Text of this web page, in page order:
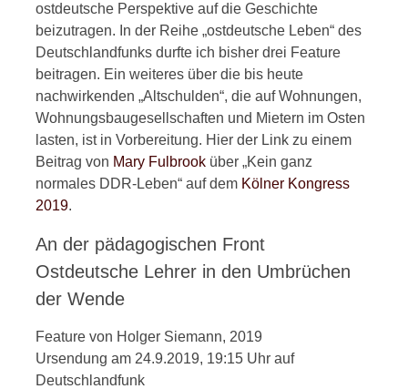
ostdeutsche Perspektive auf die Geschichte
beizutragen. In der Reihe „ostdeutsche Leben“ des
Deutschlandfunks durfte ich bisher drei Feature
beitragen. Ein weiteres über die bis heute
nachwirkenden „Altschulden“, die auf Wohnungen,
Wohnungsbaugesellschaften und Mietern im Osten
lasten, ist in Vorbereitung. Hier der Link zu einem
Beitrag von Mary Fulbrooküber „Kein ganz
normales DDR-Leben“ auf dem Kölner Kongress
2019.
An der pädagogischen Front
Ostdeutsche Lehrer in den Umbrüchen
der Wende
Feature von Holger Siemann, 2019
Ursendung am 24.9.2019, 19:15 Uhr auf
Deutschlandfunk